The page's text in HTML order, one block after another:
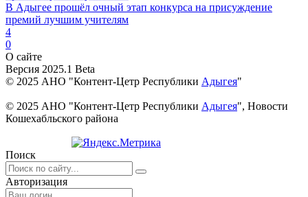
В Адыгее прошёл очный этап конкурса на присуждение
премий лучшим учителям
4
0
О сайте
Версия 2025.1 Beta
© 2025 АНО "Контент-Цетр Республики Адыгея"
© 2025 АНО "Контент-Цетр Республики Адыгея", Новости
Кошехабльского района
Поиск
Авторизация